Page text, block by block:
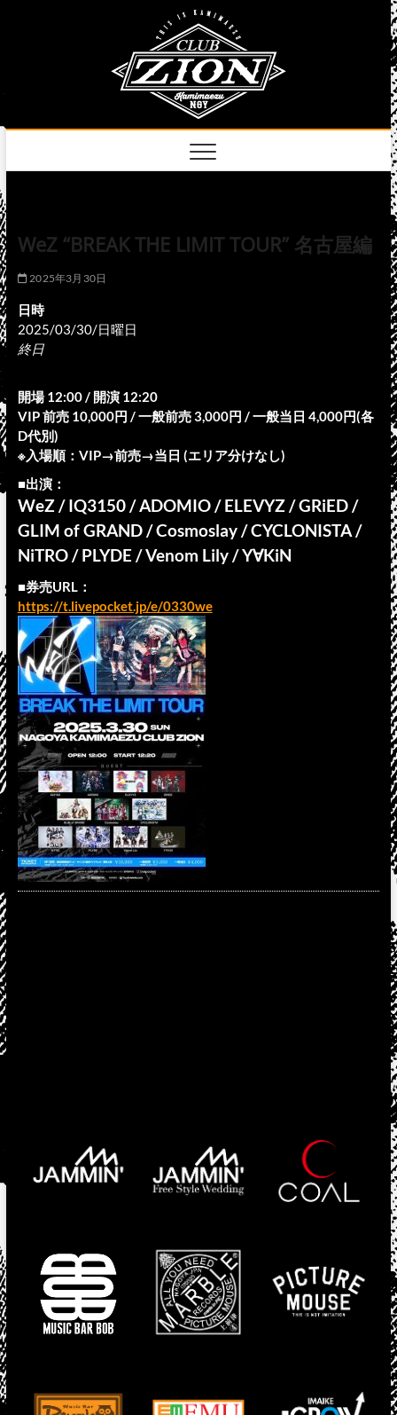
WeZ “BREAK THE LIMIT TOUR” 名古屋編
2025年3月30日
日時
2025/03/30/日曜日
終日
開場 12:00 / 開演 12:20
VIP 前売 10,000円 / 一般前売 3,000円 / 一般当日 4,000円(各
D代別)
※入場順：VIP→前売→当日 (エリア分けなし)
■出演：
WeZ / IQ3150 / ADOMIO / ELEVYZ / GRiED /
GLIM of GRAND / Cosmoslay / CYCLONISTA /
NiTRO / PLYDE / Venom Lily / Y∀KiN
■券売URL：
https://t.livepocket.jp/e/0330we